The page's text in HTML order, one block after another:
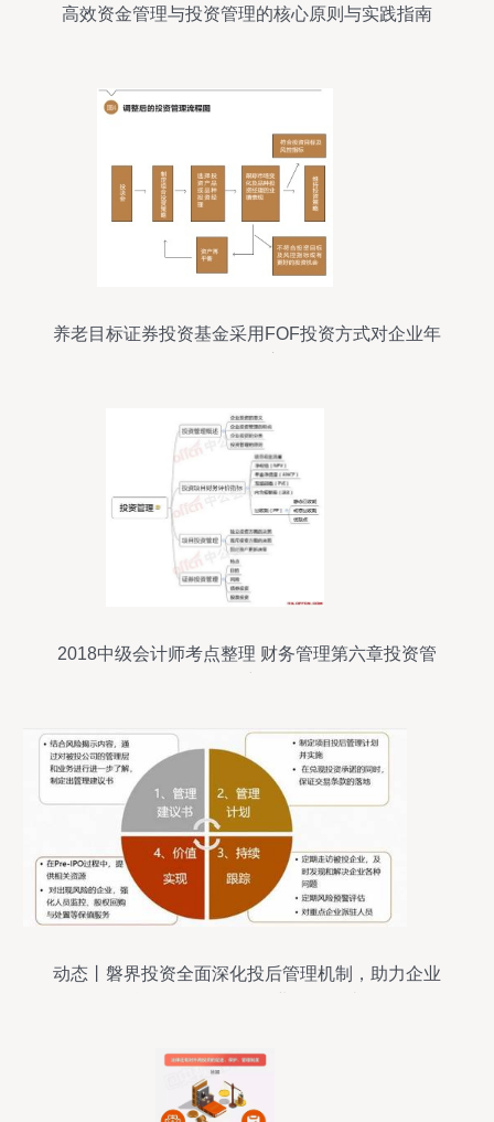
高效资金管理与投资管理的核心原则与实践指南
养老目标证券投资基金采用FOF投资方式对企业年
2018中级会计师考点整理 财务管理第六章投资管
动态丨磐界投资全面深化投后管理机制，助力企业